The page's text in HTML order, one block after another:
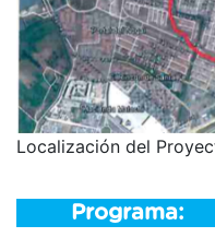
Localización del
Programa: